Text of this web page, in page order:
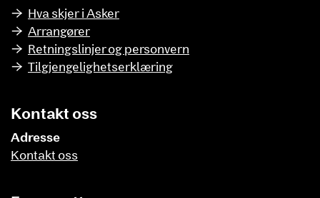
Hva skjer i Asker
Arrangører
Retningslinjer og personvern
Tilgjengelighetserklæring
Kontakt oss
Adresse
Kontakt oss